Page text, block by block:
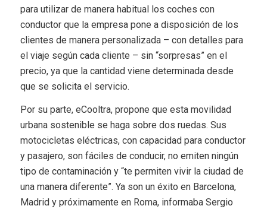
para utilizar de manera habitual los coches con
conductor que la empresa pone a disposición de los
clientes de manera personalizada – con detalles para
el viaje según cada cliente – sin “sorpresas” en el
precio, ya que la cantidad viene determinada desde
que se solicita el servicio.
Por su parte, eCooltra, propone que esta movilidad
urbana sostenible se haga sobre dos ruedas. Sus
motocicletas eléctricas, con capacidad para conductor
y pasajero, son fáciles de conducir, no emiten ningún
tipo de contaminación y “te permiten vivir la ciudad de
una manera diferente”. Ya son un éxito en Barcelona,
Madrid y próximamente en Roma, informaba Sergio